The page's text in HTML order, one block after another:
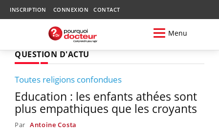
INSCRIPTION CONNEXION CONTACT
Menu
QUESTION D'ACTU
Toutes religions confondues
Education : les enfants athées sont
plus empathiques que les croyants
Par Antoine Costa